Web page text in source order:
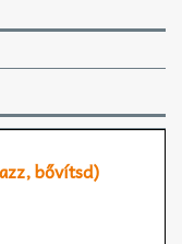
bővítsd)